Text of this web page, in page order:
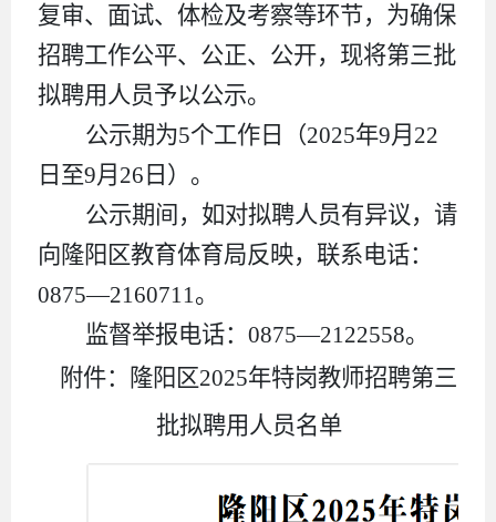
复审、面试、体检及考察等环节，为确保
招聘工作公平、公正、公开，现将第三批
拟聘用人员予以公示。
公示期为5个工作日（2025年9月22
日至9月26日）。
公示期间，如对拟聘人员有异议，请
向隆阳区教育体育局反映，联系电话：
0875—2160711。
监督举报电话：0875—2122558。
附件：隆阳区2025年特岗教师招聘第三
批拟聘用人员名单